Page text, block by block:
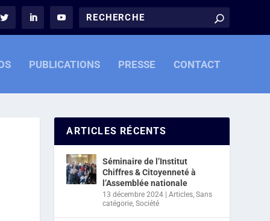
PUBLICATIONS PRESSE CONTACT
ARTICLES RÉCENTS
Séminaire de l’Institut
Chiffres & Citoyenneté à
l’Assemblée nationale
13 décembre 2024 |Articles,Sans
catégorie,Société